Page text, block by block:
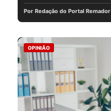
Por Redação do Portal Remador
OPINIÃO